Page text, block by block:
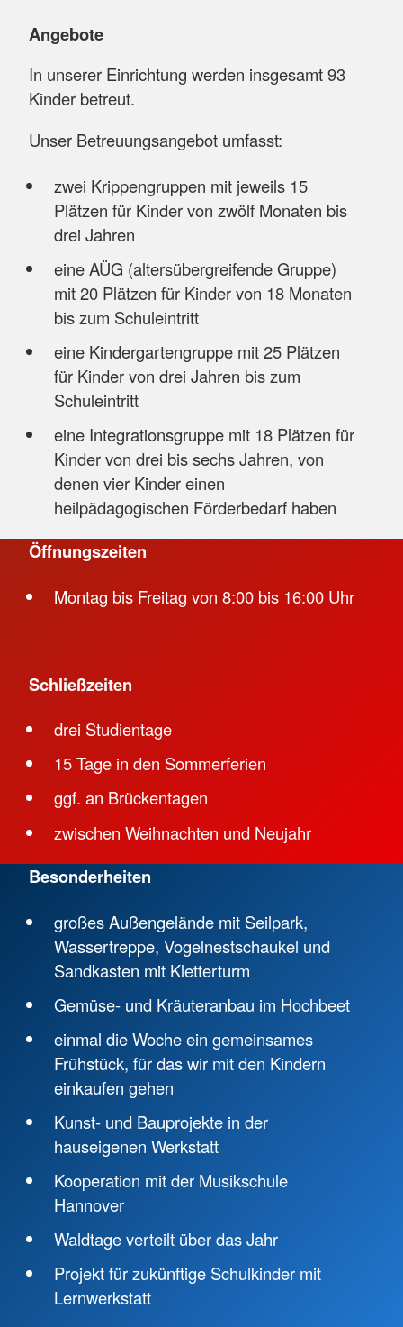
Angebote
In unserer Einrichtung werden insgesamt 93
Kinder betreut.
Unser Betreuungsangebot umfasst:
zwei Krippengruppen mit jeweils 15
Plätzen für Kinder von zwölf Monaten bis
drei Jahren
eine AÜG (altersübergreifende Gruppe)
mit 20 Plätzen für Kinder von 18 Monaten
bis zum Schuleintritt
eine Kindergartengruppe mit 25 Plätzen
für Kinder von drei Jahren bis zum
Schuleintritt
eine Integrationsgruppe mit 18 Plätzen für
Kinder von drei bis sechs Jahren, von
denen vier Kinder einen
heilpädagogischen Förderbedarf haben
Öffnungszeiten
Montag bis Freitag von 8:00 bis 16:00 Uhr
Schließzeiten
drei Studientage
15 Tage in den Sommerferien
ggf. an Brückentagen
zwischen Weihnachten und Neujahr
Besonderheiten
großes Außengelände mit Seilpark,
Wassertreppe, Vogelnestschaukel und
Sandkasten mit Kletterturm
Gemüse- und Kräuteranbau im Hochbeet
einmal die Woche ein gemeinsames
Frühstück, für das wir mit den Kindern
einkaufen gehen
Kunst- und Bauprojekte in der
hauseigenen Werkstatt
Kooperation mit der Musikschule
Hannover
Waldtage verteilt über das Jahr
Projekt für zukünftige Schulkinder mit
Lernwerkstatt